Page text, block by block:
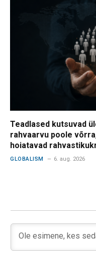
Teadlased kutsuvad
rahvaarvu poole
hoiatavad
GLOBALISM 6. aug. 2026